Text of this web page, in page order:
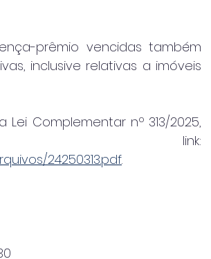
prêmio vencidas também
inclusive relativas a imóveis
Complementar nº 313/2025,
24250313.pdf.